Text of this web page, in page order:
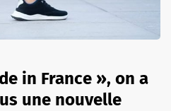
in France », on a
une nouvelle